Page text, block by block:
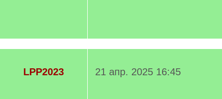
LPP2023 21 апр. 2025 16:45